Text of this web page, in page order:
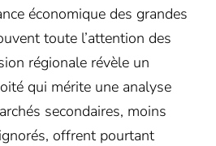
économique des grandes
toute l’attention des
régionale révèle un
qui mérite une analyse
secondaires, moins
offrent pourtant